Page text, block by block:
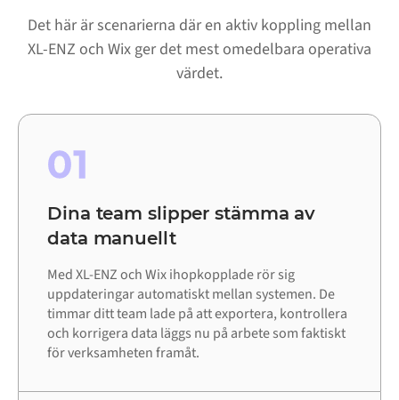
Det här är scenarierna där en aktiv koppling mellan
XL-ENZ och Wix ger det mest omedelbara operativa
värdet.
01
Dina team slipper stämma av
data manuellt
Med XL-ENZ och Wix ihopkopplade rör sig
uppdateringar automatiskt mellan systemen. De
timmar ditt team lade på att exportera, kontrollera
och korrigera data läggs nu på arbete som faktiskt
för verksamheten framåt.